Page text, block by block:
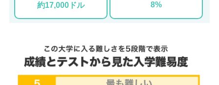
約17,000ドル 8%